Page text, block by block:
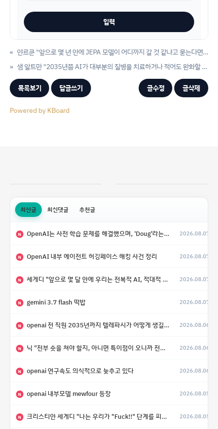
«
얀르쿤 "앞으로 몇 년 안에 JEPA 모델이 어디까지 갈 것 같냐고 묻는다면, 2년은 조금 짧다. 5년이면 완전한 세계 정복이라고 말할 수 있다."
샘 알트만 "2035년쯤 AI가 대부분의 질병을 치료하거나 적어도 완화할 수 있을 것"
»
목록보기 답글쓰기 글수정 글삭제
Powered by KBoard
최신글 최신댓글 추천글
N OpenAI는 사전 학습 문제를 해결했으며, 'Doug'라는 코드명을 가진 훨씬 더 큰 모델을 활발히 개발 중 2026.08.07
N OpenAI 내부 에이전트 허깅페이스 해킹 사건 정리 2026.08.07
N 세게디 "앞으로 몇 달 안에 우리는 전복적 AI, 적대적 AI 둘 다 보게 될 것" 2026.08.07
N gemini 3.7 flash 떡밥 2026.08.07
N openai 전 직원 2035년까지 텔레파시가 어떻게 생길 수 있는지 2026.08.06
N 닉 "전부 숏을 쳐야 할지, 아니면 특이점이 오니까 전부 롱을 쳐야 할지 모르겠다.” 2026.08.06
N openai 연구속도 의식적으로 늦추고 있다 2026.08.06
N openai 내부모델 mewfour 등장 2026.08.05
N 크리스티안 세게디 "나는 우리가 "Fuck!!" 단계를 피할 수 있기를 바랄 뿐" 2026.08.05